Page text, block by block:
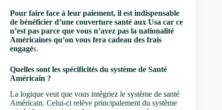
Pour faire face à leur paiement, il est indispensable
de bénéficier d’une couverture santé aux Usa car ce
n’est pas parce que vous n’avez pas la nationalité
Américaines qu’on vous fera cadeau des frais
engagés.
Quelles sont les spécificités du système de Santé
Américain ?
La logique veut que vous intégriez le système de santé
Américain. Celui-ci relève principalement du système